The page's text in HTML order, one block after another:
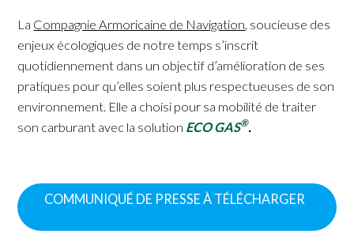
La Compagnie Armoricaine de Navigation , soucieuse des
enjeux écologiques de notre temps s’inscrit
quotidiennement dans un objectif d’amélioration de ses
pratiques pour qu’elles soient plus respectueuses de son
environnement. Elle a choisi pour sa mobilité de traiter
son carburant avec la solution ECO GAS®.
COMMUNIQUÉ DE PRESSE À TÉLÉCHARGER